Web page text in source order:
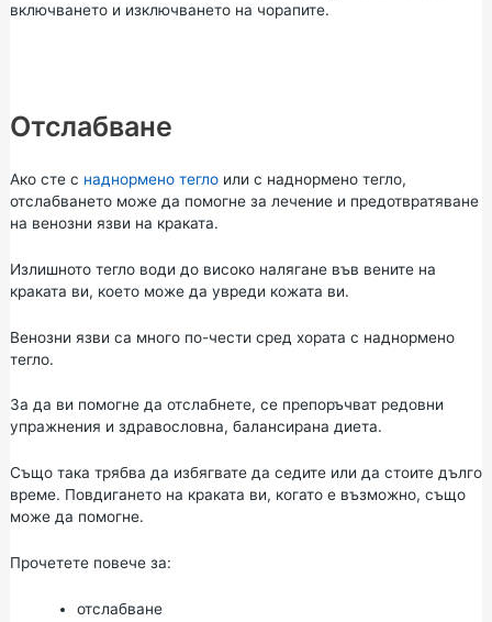
включването и изключването на чорапите.
Отслабване
Ако сте с наднормено теглоили с наднормено тегло,
отслабването може да помогне за лечение и предотвратяване
на венозни язви на краката.
Излишното тегло води до високо налягане във вените на
краката ви, което може да увреди кожата ви.
Венозни язви са много по-чести сред хората с наднормено
тегло.
За да ви помогне да отслабнете, се препоръчват редовни
упражнения и здравословна, балансирана диета.
Също така трябва да избягвате да седите или да стоите дълго
време. Повдигането на краката ви, когато е възможно, също
може да помогне.
Прочетете повече за:
отслабване